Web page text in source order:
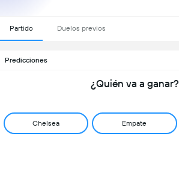
Partido Duelos previos
Predicciones
¿Quién va a ganar?
Chelsea Empate